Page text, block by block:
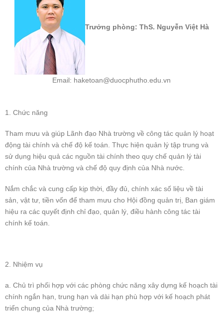
Trưởng phòng: ThS. Nguyễn Việt Hà
Email: haketoan@duocphutho.edu.vn
1. Chức năng
Tham mưu và giúp Lãnh đạo Nhà trường về công tác quản lý hoạt
động tài chính và chế độ kế toán. Thực hiện quản lý tập trung và
sử dụng hiệu quả các nguồn tài chính theo quy chế quản lý tài
chính của Nhà trường và chế độ quy định của Nhà nước.
Nắm chắc và cung cấp kịp thời, đầy đủ, chính xác số liệu về tài
sản, vật tư, tiền vốn để tham mưu cho Hội đồng quản trị, Ban giám
hiệu ra các quyết định chỉ đạo, quản lý, điều hành công tác tài
chính kế toán.
2. Nhiệm vụ
a. Chủ trì phối hợp với các phòng chức năng xây dựng kế hoạch tài
chính ngắn hạn, trung hạn và dài hạn phù hợp với kế hoạch phát
triển chung của Nhà trường;